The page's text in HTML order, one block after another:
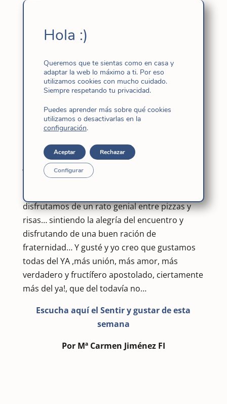
también para vivirnos en búsqueda y opción
fructífero apostolado», como escucharon las
Constatamos y celebramos que somos
mujeres capaces de Dios y que en nosotras se
da, como en todos… el «ya pero todavía no», el
y a la vez el abismo entre el horizonte de vida y
la realidad!!!
Al terminar, unas cuantas vinieron al
juniorado. Enseguida acordamos poner algo
para picar y cenar… con toda sencillez y
disfrutamos de un rato genial entre pizzas y
risas… sintiendo la alegría del encuentro y
disfrutando de una buen ración de
fraternidad… Y gusté y yo creo que gustamos
todas del YA ,más unión, más amor, más
verdadero y fructífero apostolado, ciertamente
más del ya!, que del todavía no…
Escucha aquí el Sentir y gustar de esta
semana
Por Mª Carmen Jiménez FI
Hola :)
Queremos que te sientas como en casa y
adaptar la web lo máximo a ti. Por eso
utilizamos cookies con mucho cuidado.
Siempre respetando tu privacidad.
Puedes aprender más sobre qué cookies
utilizamos o desactivarlas en la
configuración.
Aceptar Rechazar
Configurar